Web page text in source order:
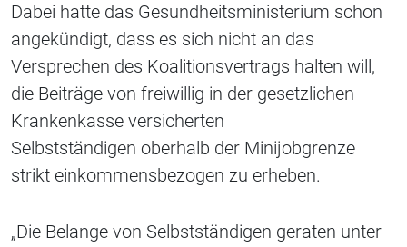
Dabei hatte das Gesundheitsministerium schon
angekündigt, dass es sich nicht an das
Versprechen des Koalitionsvertrags halten will,
die Beiträge von freiwillig in der gesetzlichen
Krankenkasse versicherten
Selbstständigen oberhalb der Minijobgrenze
strikt einkommensbezogen zu erheben.
„Die Belange von Selbstständigen geraten unter